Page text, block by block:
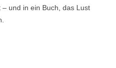
und in ein Buch, das Lust